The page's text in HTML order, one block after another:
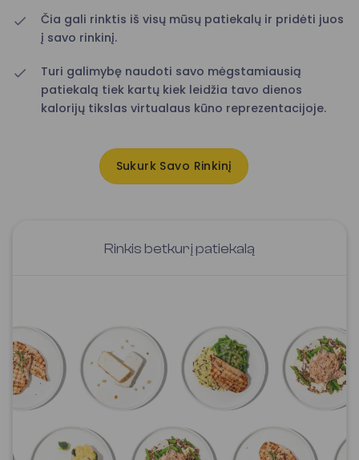
Čia gali rinktis iš visų mūsų patiekalų ir pridėti juos
į savo rinkinį.
Turi galimybę naudoti savo mėgstamiausią
patiekalą tiek kartų kiek leidžia tavo dienos
kalorijų tikslas virtualaus kūno reprezentacijoje.
Sukurk Savo Rinkinį
Rinkis betkurį patiekalą